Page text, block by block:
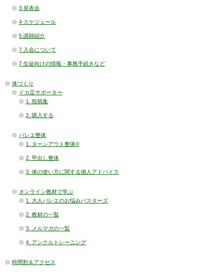
3 発表会
4 スケジュール
5 講師紹介
7 入会について
7 生徒向けの情報・事務手続きなど
体づくり
イカ足サポーター
1. 投稿集
2. 購入する
バレエ整体
1. ターンアウト整体®
2. 甲出し整体
3. 体の使い方に関する個人アドバイス
オンライン教材で学ぶ
1. 大人バレエのお悩みバスターズ
2. 教材の一覧
3. メルマガの一覧
4. アンクルトレーニング
時間割＆アクセス